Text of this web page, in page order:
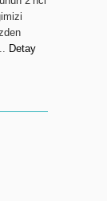
Detay